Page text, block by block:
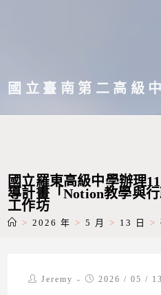
主國立臺南第二高級
國立羅東高級中學辦理
導計畫「Notion教學與
工作坊
> 2026 年 > 5 月 > 13 日 >
PostJeremy
Post2026 / 05 / 13